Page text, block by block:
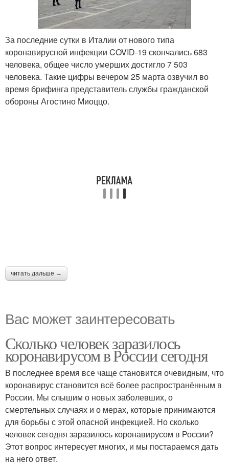
За последние сутки в Италии от нового типа
коронавирусной инфекции COVID-19 скончались 683
человека, общее число умерших достигло 7 503
человека. Такие цифры вечером 25 марта озвучил во
время брифинга представитель службы гражданской
обороны Агостино Миоццо.
читать дальше →
Вас может заинтересовать
Сколько человек заразилось
коронавирусом в России сегодня
В последнее время все чаще становится очевидным, что
коронавирус становится всё более распространённым в
России. Мы слышим о новых заболевших, о
смертельных случаях и о мерах, которые принимаются
для борьбы с этой опасной инфекцией. Но сколько
человек сегодня заразилось коронавирусом в России?
Этот вопрос интересует многих, и мы постараемся дать
на него ответ.